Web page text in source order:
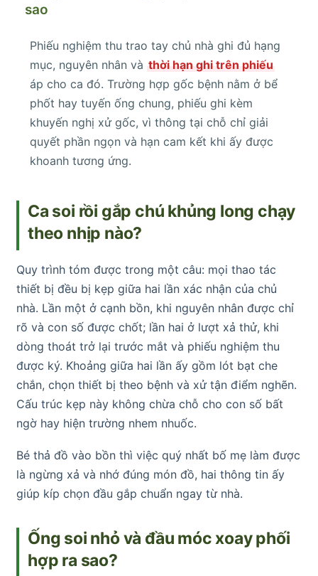
sao
Phiếu nghiệm thu trao tay chủ nhà ghi đủ hạng
mục, nguyên nhân và thời hạn ghi trên phiếu
áp cho ca đó. Trường hợp gốc bệnh nằm ở bể
phốt hay tuyến ống chung, phiếu ghi kèm
khuyến nghị xử gốc, vì thông tại chỗ chỉ giải
quyết phần ngọn và hạn cam kết khi ấy được
khoanh tương ứng.
Ca soi rồi gắp chú khủng long chạy
theo nhịp nào?
Quy trình tóm được trong một câu: mọi thao tác
thiết bị đều bị kẹp giữa hai lần xác nhận của chủ
nhà. Lần một ở cạnh bồn, khi nguyên nhân được chỉ
rõ và con số được chốt; lần hai ở lượt xả thử, khi
dòng thoát trở lại trước mắt và phiếu nghiệm thu
được ký. Khoảng giữa hai lần ấy gồm lót bạt che
chắn, chọn thiết bị theo bệnh và xử tận điểm nghẽn.
Cấu trúc kẹp này không chừa chỗ cho con số bất
ngờ hay hiện trường nhem nhuốc.
Bé thả đồ vào bồn thì việc quý nhất bố mẹ làm được
là ngừng xả và nhớ đúng món đồ, hai thông tin ấy
giúp kíp chọn đầu gắp chuẩn ngay từ nhà.
Ống soi nhỏ và đầu móc xoay phối
hợp ra sao?